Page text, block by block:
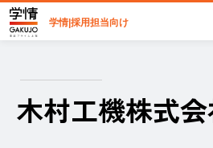
学情|採用担当向け
木村工機株式